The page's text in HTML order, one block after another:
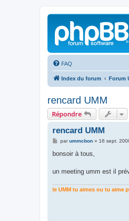
FAQ
Index du forum Forum
rencard UMM
Répondre
rencard UMM
M
s
g
parummcbon» 16 sept.
bonsoir à tous,
un meeting umm est il
le UMM tu aimes ou tu aime